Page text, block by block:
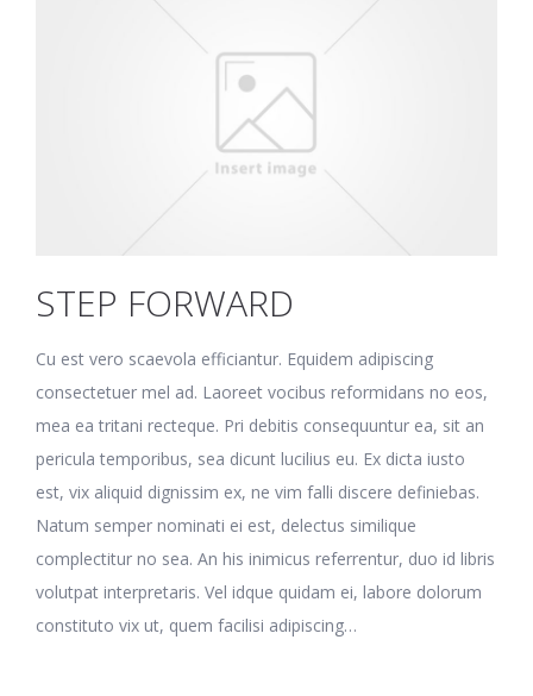
STEP FORWARD
Cu est vero scaevola efficiantur. Equidem adipiscing
consectetuer mel ad. Laoreet vocibus reformidans no eos,
mea ea tritani recteque. Pri debitis consequuntur ea, sit an
pericula temporibus, sea dicunt lucilius eu. Ex dicta iusto
est, vix aliquid dignissim ex, ne vim falli discere definiebas.
Natum semper nominati ei est, delectus similique
complectitur no sea. An his inimicus referrentur, duo id libris
volutpat interpretaris. Vel idque quidam ei, labore dolorum
constituto vix ut, quem facilisi adipiscing…